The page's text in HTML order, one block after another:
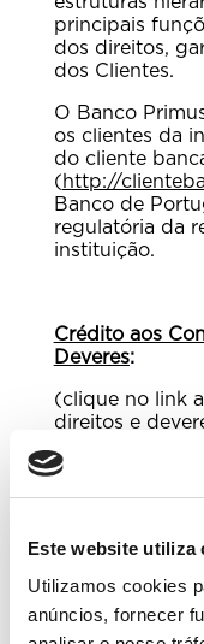
Este website utiliza
Utilizamos cookies
anúncios, fornecer
principais
dos direitos,
dos Clientes.
O Banco
os clientes da
do cliente
(http://
Banco de
regulatória da
instituição.
Crédito aos
Deveres:
(clique no link
direitos e
informação a
incumprimento